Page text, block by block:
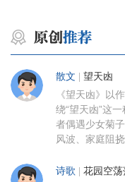
散文 望天凼
《望天凼》以
绕“望天凼”这
者偶遇少女菊
风波、家庭阻
诗歌 花园空